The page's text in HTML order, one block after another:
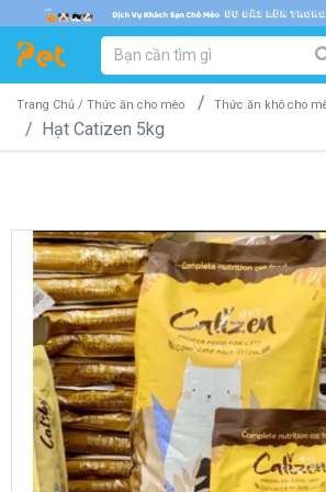
DANH MỤC SẢN
SẢN PHẨM DÀNH CHO MÈO SẢN
Trang Chủ / Thức ăn cho mèo Thức ăn khô cho
Hạt Catizen 5kg